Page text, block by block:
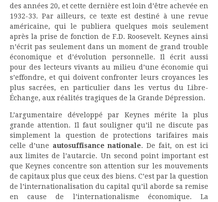
des années 20, et cette dernière est loin d’être achevée en
1932-33. Par ailleurs, ce texte est destiné à une revue
américaine, qui le publiera quelques mois seulement
après la prise de fonction de F.D. Roosevelt. Keynes ainsi
n’écrit pas seulement dans un moment de grand trouble
économique et d’évolution personnelle. Il écrit aussi
pour des lecteurs vivants au milieu d’une économie qui
s’effondre, et qui doivent confronter leurs croyances les
plus sacrées, en particulier dans les vertus du Libre-
Échange, aux réalités tragiques de la Grande Dépression.
L’argumentaire développé par Keynes mérite la plus
grande attention. Il faut souligner qu’il ne discute pas
simplement la question de protections tarifaires mais
celle d’une autosuffisance nationale. De fait, on est ici
aux limites de l’autarcie. Un second point important est
que Keynes concentre son attention sur les mouvements
de capitaux plus que ceux des biens. C’est par la question
de l’internationalisation du capital qu’il aborde sa remise
en cause de l’internationalisme économique. La